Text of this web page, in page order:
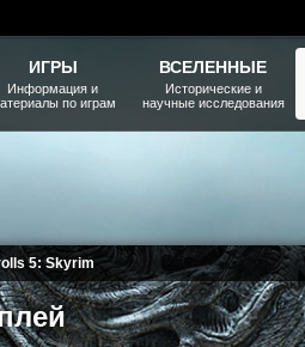
5: Skyrim
ИГРЫ
Информация и
по играм
ВСЕЛЕННЫЕ
Исторические и
научные исследования